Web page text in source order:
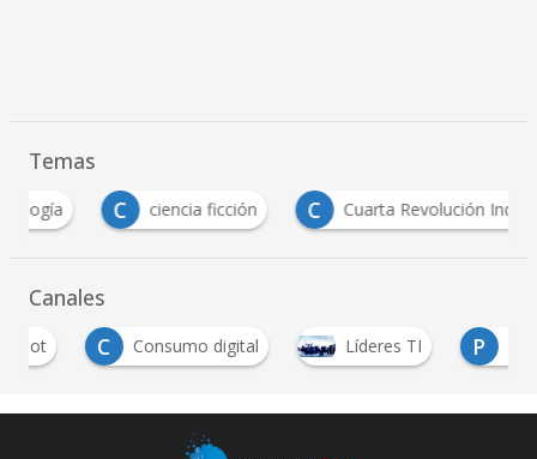
Temas
C
ciencia ficción C Cuarta Revolución Industrial
Canales
C
Consumo digital Líderes TI P Personas